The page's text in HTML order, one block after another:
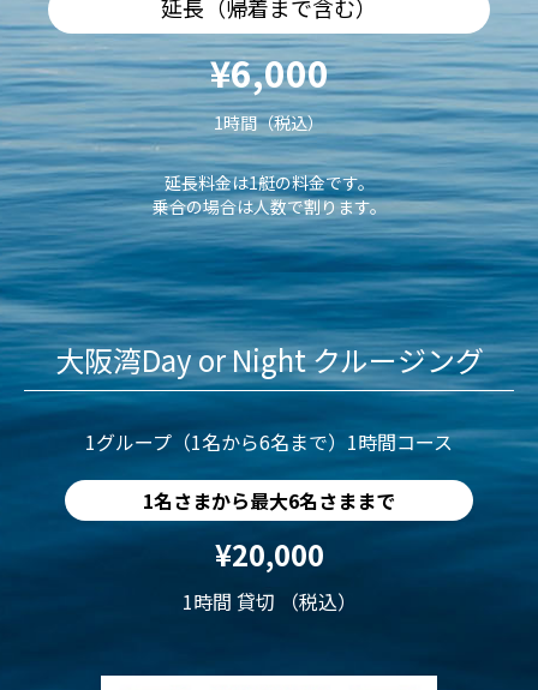
延長（帰着まで含む）
¥6,000
1時間（税込）
延長料金は1艇の料金です。
乗合の場合は人数で割ります。
大阪湾Day or Night クルージング
1グループ（1名から6名まで）1時間コース
1名さまから最大6名さままで
¥20,000
1時間 貸切 （税込）